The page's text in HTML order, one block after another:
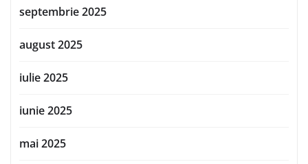
septembrie 2025
august 2025
iulie 2025
iunie 2025
mai 2025